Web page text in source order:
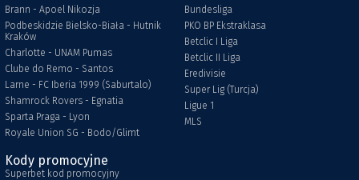
Brann - Apoel Nikozja
Podbeskidzie Bielsko-Biała - Hutnik
Kraków
Charlotte - UNAM Pumas
Clube do Remo - Santos
Larne - FC Iberia 1999 (Saburtalo)
Shamrock Rovers - Egnatia
Sparta Praga - Lyon
Royale Union SG - Bodo/Glimt
Bundesliga
PKO BP Ekstraklasa
Betclic I Liga
Betclic II Liga
Eredivisie
Super Lig (Turcja)
Ligue 1
MLS
Kody promocyjne
Superbet kod promocyjny